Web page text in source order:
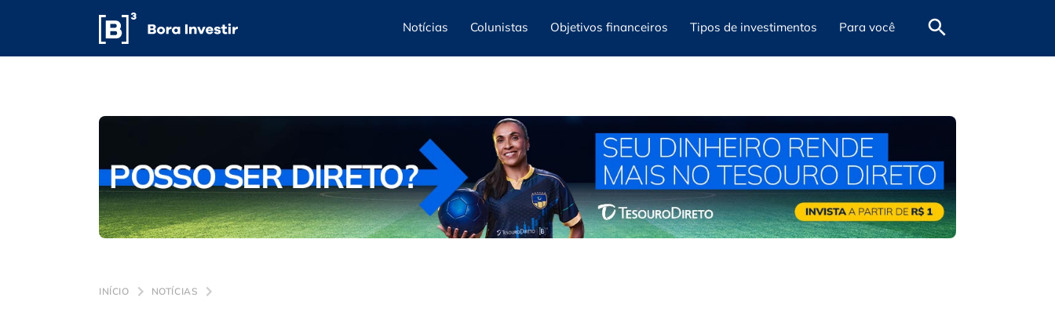
Notícias Colunistas Objetivos financeiros Tipos de investimentos Para você
INÍCIO NOTÍCIAS